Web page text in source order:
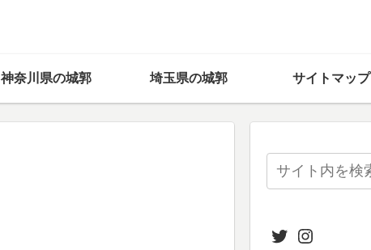
神奈川県の城郭 埼玉県の城郭 サイトマップ
Twitter